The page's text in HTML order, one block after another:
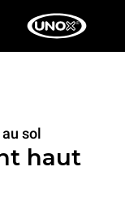
sol
haut